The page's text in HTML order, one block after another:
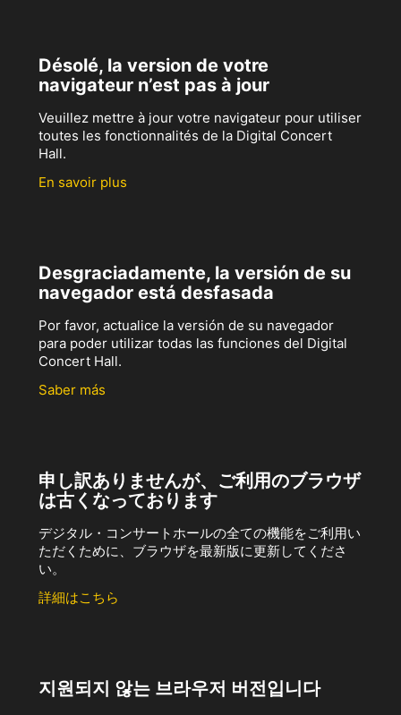
Désolé, la version de votre
navigateur n’est pas à jour
Veuillez mettre à jour votre navigateur pour utiliser
toutes les fonctionnalités de la Digital Concert
Hall.
En savoir plus
Desgraciadamente, la versión de su
navegador está desfasada
Por favor, actualice la versión de su navegador
para poder utilizar todas las funciones del Digital
Concert Hall.
Saber más
申し訳ありませんが、ご利用のブラウザ
は古くなっております
デジタル・コンサートホールの全ての機能をご利用い
ただくために、ブラウザを最新版に更新してくださ
い。
詳細はこちら
지원되지 않는 브라우저 버전입니다